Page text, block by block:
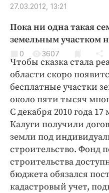
Народные новости
Благоустройство
Криминал
Культура
Недвижимость и
Образование
Общество
Погода
Праздники
Происшествия
Спорт
Экономика и
27.03.2012, 13:21
Пока ни одна такая
земельным участком
0 3607
Чтобы сказка стала
области скоро
бесплатные участки
около пяти тысяч
С декабря 2010 года
Калуги получили
земли под
строительство. Фонд
строительства
бюджета обязался
кадастровый учет,